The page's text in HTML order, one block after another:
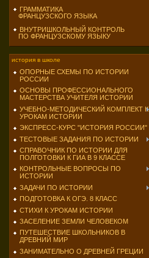
ГРАММАТИКА
ФРАНЦУЗСКОГО ЯЗЫКА
ВНУТРИШКОЛЬНЫЙ КОНТРОЛЬ
ПО ФРАНЦУЗСКОМУ ЯЗЫКУ
история в школе
ОПОРНЫЕ СХЕМЫ ПО ИСТОРИИ
РОССИИ
ОСНОВЫ ПРОФЕССИОНАЛЬНОГО
МАСТЕРСТВА УЧИТЕЛЯ ИСТОРИИ
УЧЕБНО-МЕТОДИЧЕСКИЙ КОМПЛЕКТ К
УРОКАМ ИСТОРИИ
ЭКСПРЕСС-КУРС "ИСТОРИЯ РОССИИ"
ТЕСТОВЫЕ ЗАДАНИЯ ПО ИСТОРИИ
СПРАВОЧНИК ПО ИСТОРИИ ДЛЯ
ПОЛГОТОВКИ К ГИА В 9 КЛАССЕ
КОНТРОЛЬНЫЕ ВОПРОСЫ ПО
ИСТОРИИ
ЗАДАЧИ ПО ИСТОРИИ
ПОДГОТОВКА К ОГЭ. 8 КЛАСС
СТИХИ К УРОКАМ ИСТОРИИ
ЗАСЕЛЕНИЕ ЗЕМЛИ ЧЕЛОВЕКОМ
ПУТЕШЕСТВИЕ ШКОЛЬНИКОВ В
ДРЕВНИЙ МИР
ЗАНИМАТЕЛЬНО О ДРЕВНЕЙ ГРЕЦИИ